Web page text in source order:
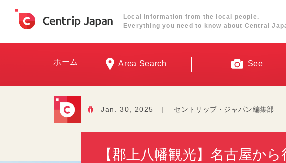
Local information from the local people.
Everything you need to know about Central
ホーム Area Search See
Jan. 30, 2025 | セントリップ・ジャパン編集部
【郡上八幡観光】名古屋か